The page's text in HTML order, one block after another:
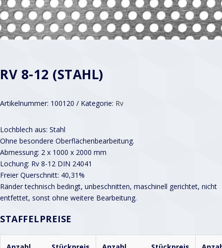
RV 8-12 (STAHL)
Artikelnummer: 100120 Kategorie: Rv
Lochblech aus: Stahl
Ohne besondere Oberflächenbearbeitung.
Abmessung: 2 x 1000 x 2000 mm
Lochung: Rv 8-12 DIN 24041
Freier Querschnitt: 40,31%
Ränder technisch bedingt, unbeschnitten, maschinell gerichtet, nicht
entfettet, sonst ohne weitere Bearbeitung.
STAFFELPREISE